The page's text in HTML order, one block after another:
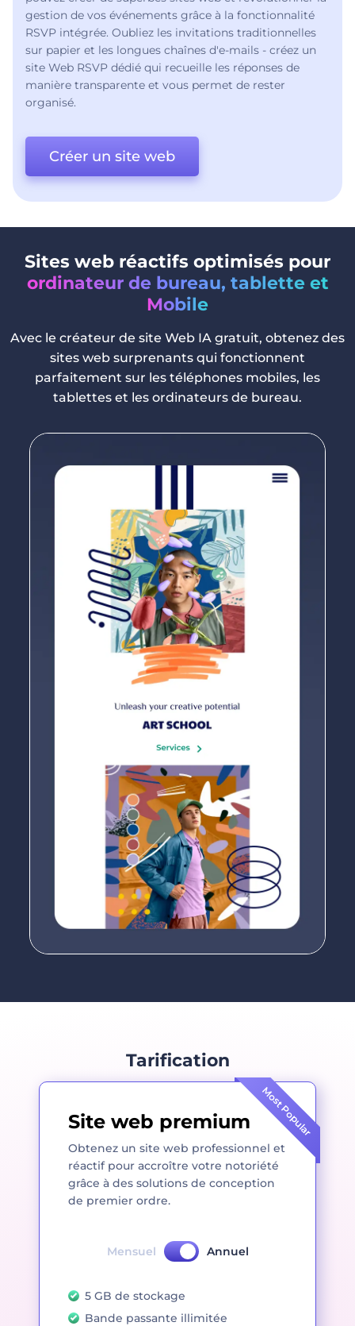
gestion de vos événements grâce à la fonctionnalité
RSVP intégrée. Oubliez les invitations traditionnelles
sur papier et les longues chaînes d'e-mails - créez un
site Web RSVP dédié qui recueille les réponses de
manière transparente et vous permet de rester
organisé.
Créer un site web
Sites web réactifs optimisés pour
ordinateur de bureau, tablette et
Mobile
Avec le créateur de site Web IA gratuit, obtenez des
sites web surprenants qui fonctionnent
parfaitement sur les téléphones mobiles, les
tablettes et les ordinateurs de bureau.
Tarification
Site web premium
Obtenez un site web professionnel et
réactif pour accroître votre notoriété
grâce à des solutions de conception
de premier ordre.
Mensuel Annuel
5 GB de stockage
Bande passante illimitée
Most Popular